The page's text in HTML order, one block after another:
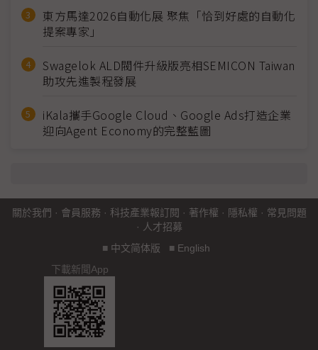
東方馬達2026自動化展 聚焦「恰到好處的自動化
提案專家」
Swagelok ALD閥件升級版亮相SEMICON Taiwan
助攻先進製程發展
iKala攜手Google Cloud、Google Ads打造企業
迎向Agent Economy的完整藍圖
關於我們 · 會員服務 · 科技產業報訂閱 · 著作權 · 隱私權 · 常見問題
· 人才招募
■ 中文简体版 ■ English
下載新聞App